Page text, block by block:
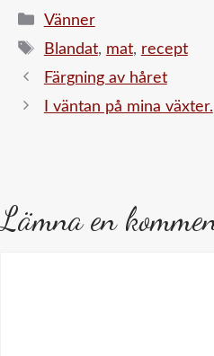
Kategorier
Vänner
Etiketter
Blandat, mat, recept
Färgning av håret
I väntan på mina växter.
Lämna en